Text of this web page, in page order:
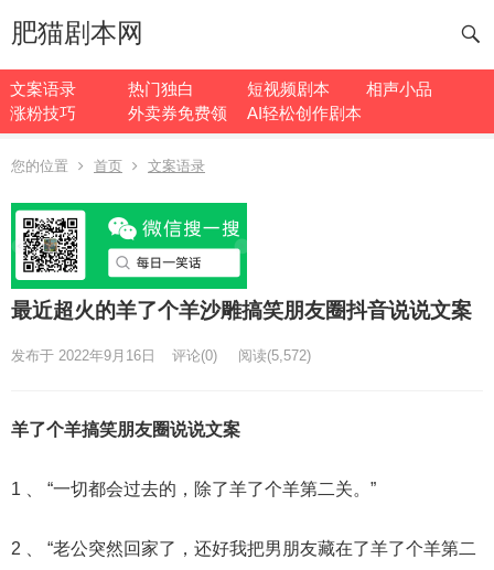
肥猫剧本网
文案语录 热门独白 短视频剧本
相声小品
涨粉技巧
外卖券免费领 AI轻松创作剧本
您的位置 首页 文案语录
最近超火的羊了个羊沙雕搞笑朋友圈抖音说说文案
发布于 2022年9月16日 评论(0) 阅读(5,572)
羊了个羊搞笑朋友圈说说文案
1 、 “一切都会过去的，除了羊了个羊第二关。”
2 、 “老公突然回家了，还好我把男朋友藏在了羊了个羊第二